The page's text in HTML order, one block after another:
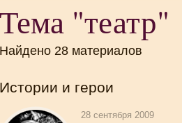
Тема "театр"
Найдено 28 материалов
Истории и герои
28 сентября 2009